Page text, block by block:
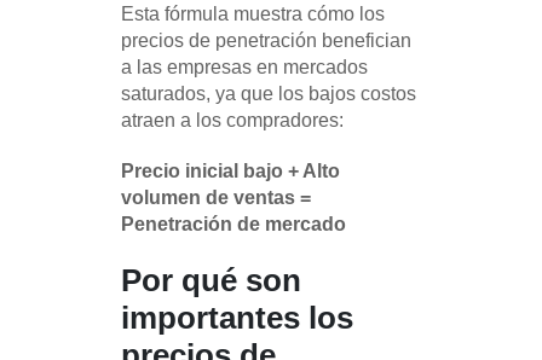
Esta fórmula muestra cómo los
precios de penetración benefician
a las empresas en mercados
saturados, ya que los bajos costos
atraen a los compradores:
Precio inicial bajo + Alto
volumen de ventas =
Penetración de mercado
Por qué son
importantes los